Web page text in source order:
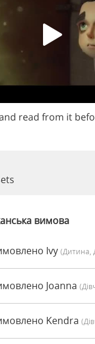
read from it
вимова
Ivy (дитина,
Joanna
Kendra